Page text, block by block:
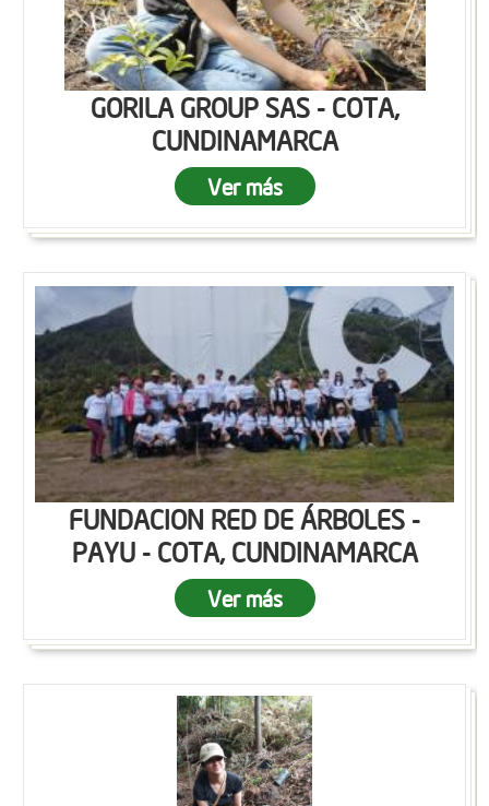
GORILA GROUP SAS - COTA,
CUNDINAMARCA
Ver más
FUNDACION RED DE ÁRBOLES -
PAYU - COTA, CUNDINAMARCA
Ver más